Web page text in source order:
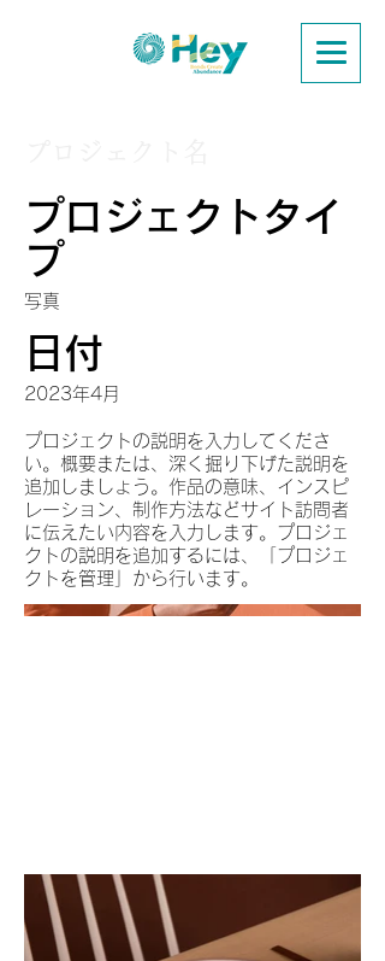
プロジェクトタイ
プ
写真
日付
2023年4月
プロジェクトの説明を入力してくださ
い。概要または、深く掘り下げた説明を
追加しましょう。作品の意味、インスピ
レーション、制作方法などサイト訪問者
に伝えたい内容を入力します。プロジェ
クトの説明を追加するには、「プロジェ
クトを管理」から行います。